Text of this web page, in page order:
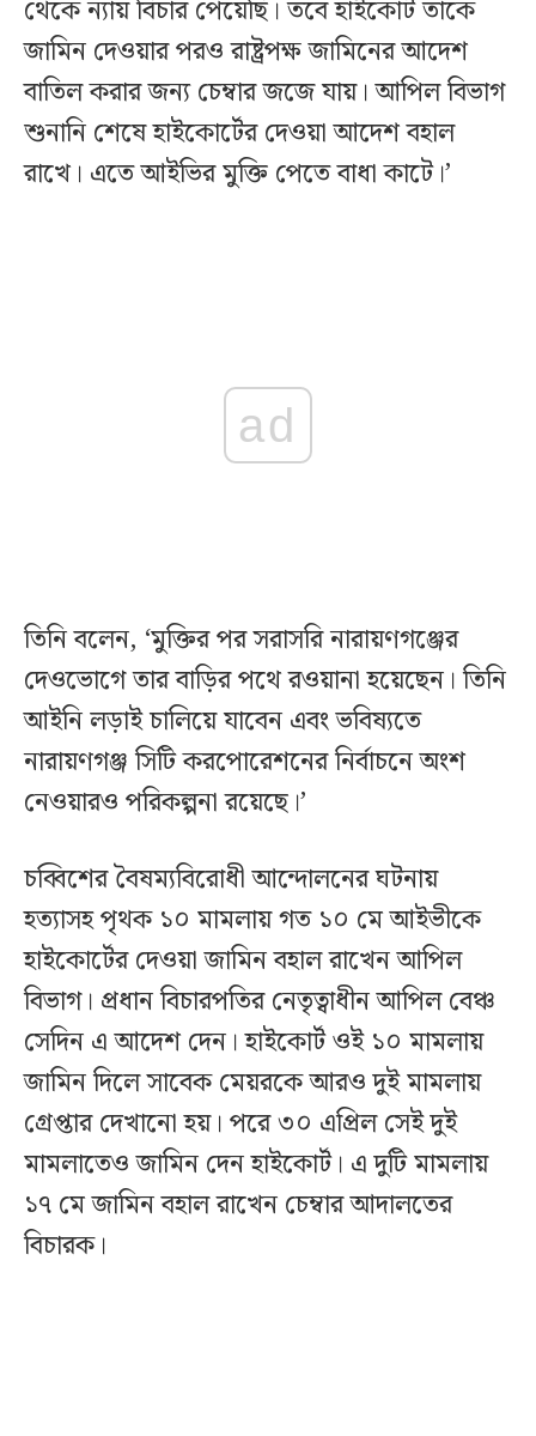
থেকে ন্যায় বিচার পেয়েছি। তবে হাইকোর্ট তাকে
জামিন দেওয়ার পরও রাষ্ট্রপক্ষ জামিনের আদেশ
বাতিল করার জন্য চেম্বার জজে যায়। আপিল বিভাগ
শুনানি শেষে হাইকোর্টের দেওয়া আদেশ বহাল
রাখে। এতে আইভির মুক্তি পেতে বাধা কাটে।’
ad
তিনি বলেন, ‘মুক্তির পর সরাসরি নারায়ণগঞ্জের
দেওভোগে তার বাড়ির পথে রওয়ানা হয়েছেন। তিনি
আইনি লড়াই চালিয়ে যাবেন এবং ভবিষ্যতে
নারায়ণগঞ্জ সিটি করপোরেশনের নির্বাচনে অংশ
নেওয়ারও পরিকল্পনা রয়েছে।’
চব্বিশের বৈষম্যবিরোধী আন্দোলনের ঘটনায়
হত্যাসহ পৃথক ১০ মামলায় গত ১০ মে আইভীকে
হাইকোর্টের দেওয়া জামিন বহাল রাখেন আপিল
বিভাগ। প্রধান বিচারপতির নেতৃত্বাধীন আপিল বেঞ্চ
সেদিন এ আদেশ দেন। হাইকোর্ট ওই ১০ মামলায়
জামিন দিলে সাবেক মেয়রকে আরও দুই মামলায়
গ্রেপ্তার দেখানো হয়। পরে ৩০ এপ্রিল সেই দুই
মামলাতেও জামিন দেন হাইকোর্ট। এ দুটি মামলায়
১৭ মে জামিন বহাল রাখেন চেম্বার আদালতের
বিচারক।